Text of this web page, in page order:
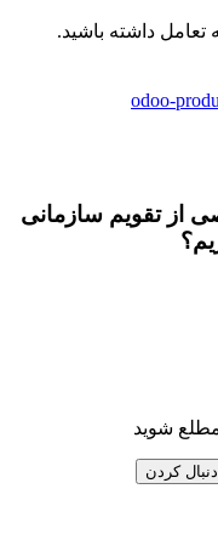
تعامل داشته باشید.
odoo-
شخصی از تقویم سازمانی
شوید
دنبال کردن